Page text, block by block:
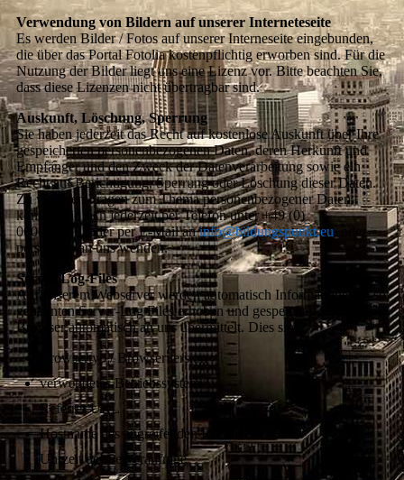
Verwendung von Bildern auf unserer Interneteseite
Es werden Bilder / Fotos auf unserer Interneseite eingebunden,
die über das Portal Fotolia kostenpflichtig erworben sind. Für die
Nutzung der Bilder liegt uns eine Lizenz vor. Bitte beachten Sie,
dass diese Lizenzen nicht übertragbar sind.
Auskunft, Löschung, Sperrung
Sie haben jederzeit das Recht auf kostenlose Auskunft über Ihre
gespeicherten personenbezogenen Daten, deren Herkunft und
Empfänger und den Zweck der Datenverarbeitung sowie ein
Recht auf Berichtigung, Sperrung oder Löschung dieser Daten.
Zu weiteren Fragen zum Thema personenbezogener Daten
können Sie sich jederzeit per Telefon unter +49 (0)
000000000 oder per E-Mail aninfo@bildungspunkt.eu
persönlich an uns wenden.
Server-Log-Files
Auf unserem Webserver werden automatisch Informationen in so
genannten Server-Log Files erhoben und gespeichert, die Ihr
Browser automatisch an uns übermittelt. Dies sind:
Browsertyp / Browserversion
verwendetes Betriebssystem
Referrer URL
Hostname des zugreifenden Rechners
Uhrzeit der Serveranfrage